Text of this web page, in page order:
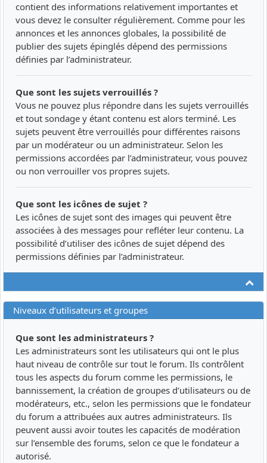
contient des informations relativement importantes et
vous devez le consulter régulièrement. Comme pour les
annonces et les annonces globales, la possibilité de
publier des sujets épinglés dépend des permissions
définies par l’administrateur.
Que sont les sujets verrouillés ?
Vous ne pouvez plus répondre dans les sujets verrouillés
et tout sondage y étant contenu est alors terminé. Les
sujets peuvent être verrouillés pour différentes raisons
par un modérateur ou un administrateur. Selon les
permissions accordées par l’administrateur, vous pouvez
ou non verrouiller vos propres sujets.
Que sont les icônes de sujet ?
Les icônes de sujet sont des images qui peuvent être
associées à des messages pour refléter leur contenu. La
possibilité d’utiliser des icônes de sujet dépend des
permissions définies par l’administrateur.
Niveaux d’utilisateurs et groupes
Que sont les administrateurs ?
Les administrateurs sont les utilisateurs qui ont le plus
haut niveau de contrôle sur tout le forum. Ils contrôlent
tous les aspects du forum comme les permissions, le
bannissement, la création de groupes d’utilisateurs ou de
modérateurs, etc., selon les permissions que le fondateur
du forum a attribuées aux autres administrateurs. Ils
peuvent aussi avoir toutes les capacités de modération
sur l’ensemble des forums, selon ce que le fondateur a
autorisé.